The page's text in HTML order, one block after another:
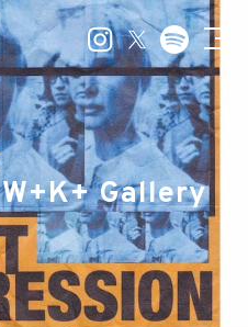
W+K+ Gallery